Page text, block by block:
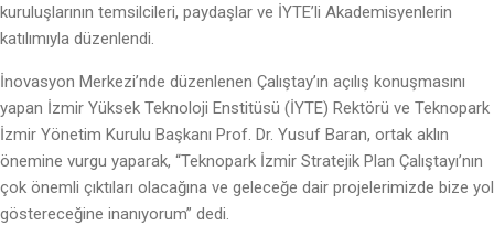
kuruluşlarının temsilcileri, paydaşlar ve İYTE’li Akademisyenlerin
katılımıyla düzenlendi.
İnovasyon Merkezi’nde düzenlenen Çalıştay’ın açılış konuşmasını
yapan İzmir Yüksek Teknoloji Enstitüsü (İYTE) Rektörü ve Teknopark
İzmir Yönetim Kurulu Başkanı Prof. Dr. Yusuf Baran, ortak aklın
önemine vurgu yaparak, “Teknopark İzmir Stratejik Plan Çalıştayı’nın
çok önemli çıktıları olacağına ve geleceğe dair projelerimizde bize yol
göstereceğine inanıyorum” dedi.